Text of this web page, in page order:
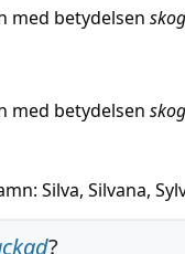
med betydelsen skog
med betydelsen skog
Silva, Silvana,
?